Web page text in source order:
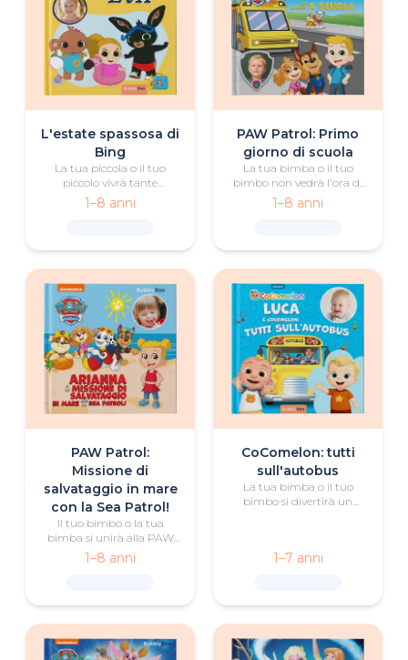
L'estate spassosa di
Bing
La tua piccola o il tuo
piccolo vivrà tante
avventure estive con Bing
e i suoi amici in questo
1–8 anni
PAW Patrol: Primo
giorno di scuola
La tua bimba o il tuo
bimbo non vedrà l'ora di
andare a scuola con l'aiuto
di Ryder e dei cuccioli della
1–8 anni
PAW Patrol:
Missione di
salvataggio in mare
con la Sea Patrol!
Il tuo bimbo o la tua
bimba si unirà alla PAW
Patrol per una missione di
salvataggio in mare in
racconta di
un'emozionante
avventura estiva.
1–8 anni
CoComelon: tutti
sull'autobus
La tua bimba o il tuo
bimbo si divertirà un
1–7 anni